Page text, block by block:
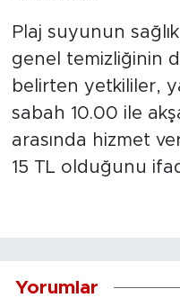
Plaj suyunun
genel temizliğinin
belirten yetkililer,
sabah 10.00 ile
arasında hizmet
15 TL olduğunu
Yorumlar